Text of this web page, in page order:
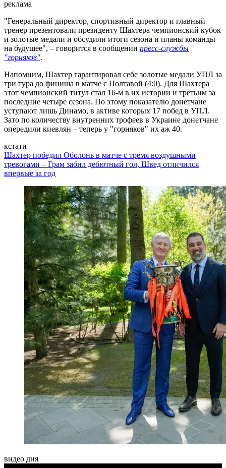
реклама
"Генеральный директор, спортивный директор и главный
тренер презентовали президенту Шахтера чемпионский кубок
и золотые медали и обсудили итоги сезона и планы команды
на будущее", – говорится в сообщении пресс-службы
"горняков".
Напомним, Шахтер гарантировал себе золотые медали УПЛ за
три тура до финиша в матче с Полтавой (4:0). Для Шахтера
этот чемпионский титул стал 16-м в их истории и третьим за
последние четыре сезона. По этому показателю донетчане
уступают лишь Динамо, в активе которых 17 побед в УПЛ.
Зато по количеству внутренних трофеев в Украине донетчане
опередили киевлян – теперь у "горняков" их аж 40.
кстати
Шахтер победил Оболонь в матче с тремя воздушными
тревогами – Грам забил дебютный гол, Швед отличился
впервые за год
видео дня